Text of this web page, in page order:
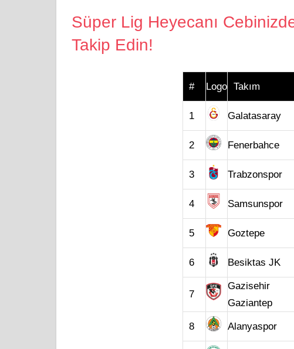
Süper Lig Heyecanı
Takip Edin!
# Logo Takım
1 Galatasaray
2 Fenerbahce
3 Trabzonspor
4 Samsunspor
5 Goztepe
6 Besiktas JK
7
Gazisehir
Gaziantep
8 Alanyaspor